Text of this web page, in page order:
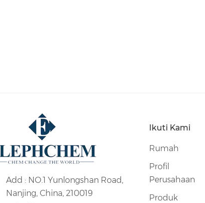
internasional.
Add : NO.1 Yunlongshan Road,
Nanjing, China, 210019
Ikuti Kami
Rumah
Profil
Perusahaan
Produk